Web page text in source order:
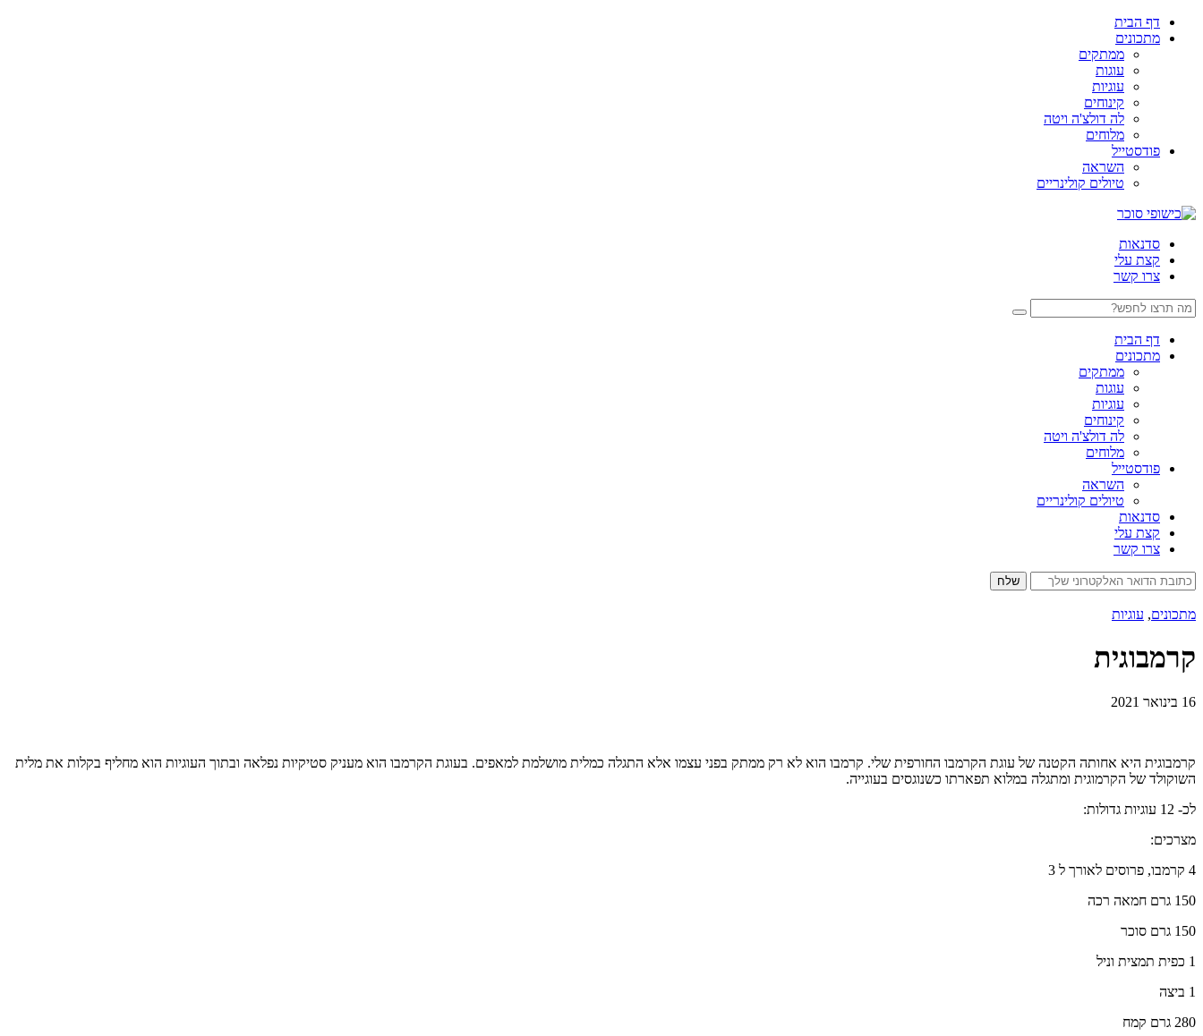
דף הבית
מתכונים
ממתקים
עוגות
עוגיות
קינוחים
לה דולצ'ה ויטה
מלוחים
פודסטייל
השראה
טיולים קולינריים
סדנאות
קצת עלי
צרו קשר
דף הבית
מתכונים
ממתקים
עוגות
עוגיות
קינוחים
לה דולצ'ה ויטה
מלוחים
פודסטייל
השראה
טיולים קולינריים
סדנאות
קצת עלי
צרו קשר
מתכונים, עוגיות
קרמבוגית
16 בינואר 2021
קרמבוגית היא אחותה הקטנה של עוגת הקרמבו החורפית שלי. קרמבו הוא לא רק ממתק בפני עצמו אלא התגלה כמלית מושלמת למאפים. בעוגת הקרמבו הוא מעניק סטיקיות נפלאה ובתוך העוגיות הוא מחליף בקלות את מלית
השוקולד של הקרמוגית ומתגלה במלוא תפארתו כשנוגסים בעוגייה.
לכ- 12 עוגיות גדולות:
מצרכים:
4 קרמבו, פרוסים לאורך ל 3
150 גרם חמאה רכה
150 גרם סוכר
1 כפית תמצית וניל
1 ביצה
280 גרם קמח